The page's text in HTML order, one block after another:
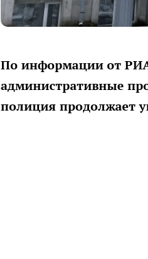
По информации от
административные
полиция продолжает